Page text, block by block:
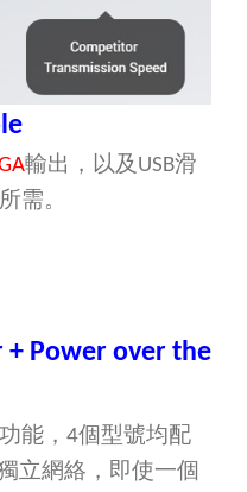
輸出，以及 USB滑
需。
+ Power over the
能， 4個型號均配
立網絡，即使一個